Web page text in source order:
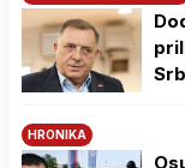
HRONIKA